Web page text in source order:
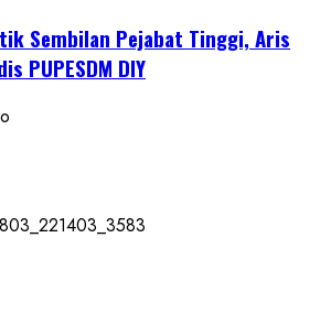
Sembilan Pejabat Tinggi, Aris
PUPESDM DIY